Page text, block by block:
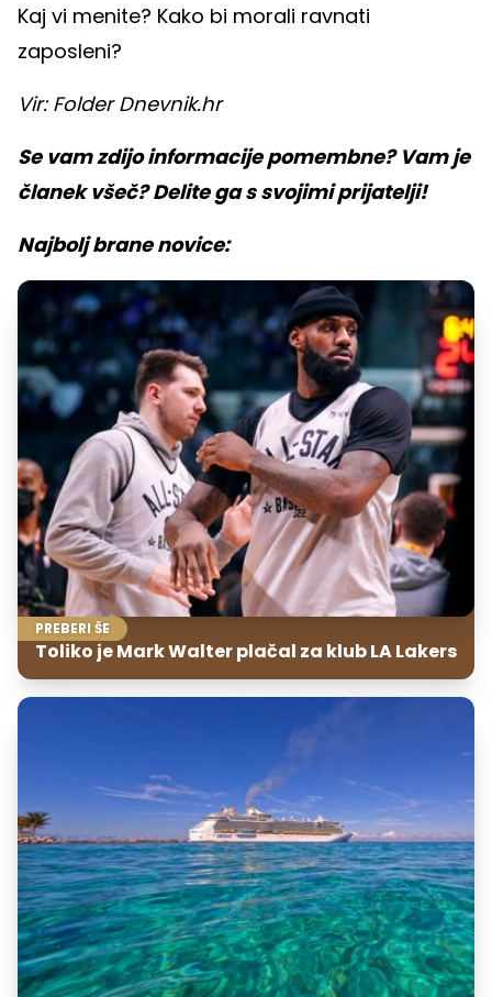
Kaj vi menite? Kako bi morali ravnati
zaposleni?
Vir: Folder Dnevnik.hr
Se vam zdijo informacije pomembne? Vam je
članek všeč? Delite ga s svojimi prijatelji!
Najbolj brane novice:
PREBERI ŠE
Toliko je Mark Walter plačal za klub LA Lakers